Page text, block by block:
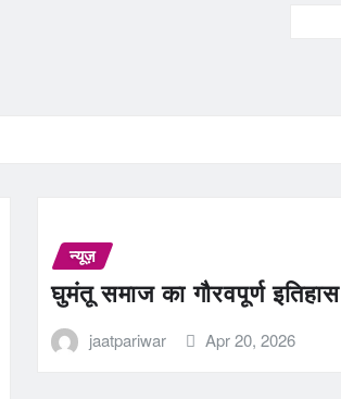
न्यूज़
घुमंतू समाज का गौरवपूर्ण इतिहास
jaatpariwar Apr 20, 2026